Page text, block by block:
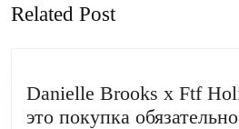
post:
Related Post
Danielle Brooks x Ftf
это покупка